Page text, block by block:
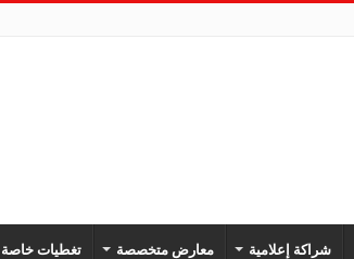
شراكة إعلامية معارض متخصصة تغطيات خاصة